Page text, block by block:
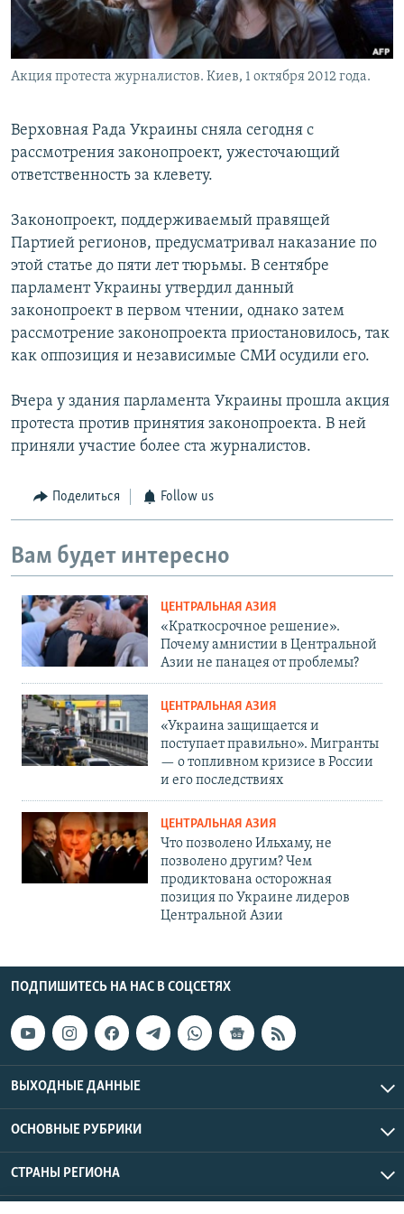
Акция протеста журналистов. Киев, 1 октября 2012 года.
Верховная Рада Украины сняла сегодня с
рассмотрения законопроект, ужесточающий
ответственность за клевету.
Законопроект, поддерживаемый правящей
Партией регионов, предусматривал наказание по
этой статье до пяти лет тюрьмы. В сентябре
парламент Украины утвердил данный
законопроект в первом чтении, однако затем
рассмотрение законопроекта приостановилось, так
как оппозиция и независимые СМИ осудили его.
Вчера у здания парламента Украины прошла акция
протеста против принятия законопроекта. В ней
приняли участие более ста журналистов.
Поделиться Follow us
Вам будет интересно
ЦЕНТРАЛЬНАЯ АЗИЯ
«Краткосрочное решение».
Почему амнистии в Центральной
Азии не панацея от проблемы?
ЦЕНТРАЛЬНАЯ АЗИЯ
«Украина защищается и
поступает правильно». Мигранты
— о топливном кризисе в России
и его последствиях
ЦЕНТРАЛЬНАЯ АЗИЯ
Что позволено Ильхаму, не
позволено другим? Чем
продиктована осторожная
позиция по Украине лидеров
Центральной Азии
ПОДПИШИТЕСЬ НА НАС В СОЦСЕТЯХ
ВЫХОДНЫЕ ДАННЫЕ
ОСНОВНЫЕ РУБРИКИ
СТРАНЫ РЕГИОНА